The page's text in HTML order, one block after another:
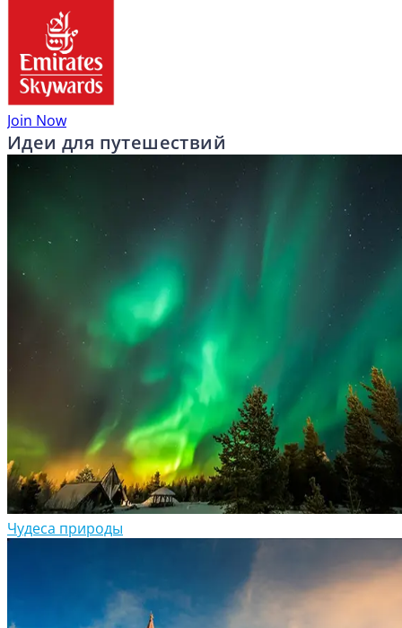
Join Now
Идеи для путешествий
Чудеса природы